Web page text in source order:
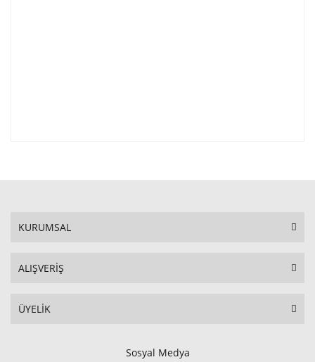
KURUMSAL
ALIŞVERİŞ
ÜYELİK
Sosyal Medya